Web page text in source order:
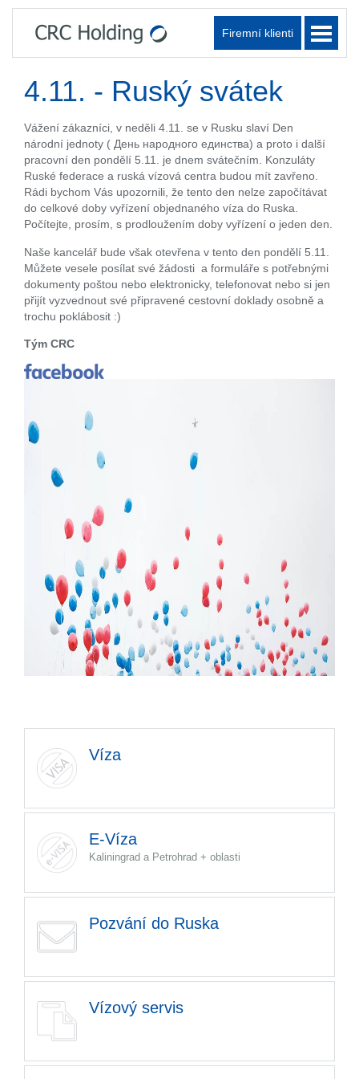
Firemní klienti
4.11. - Ruský svátek
Vážení zákazníci, v neděli 4.11. se v Rusku slaví Den
národní jednoty ( День народного единства) a proto i další
pracovní den pondělí 5.11. je dnem svátečním. Konzuláty
Ruské federace a ruská vízová centra budou mít zavřeno.
Rádi bychom Vás upozornili, že tento den nelze započítávat
do celkové doby vyřízení objednaného víza do Ruska.
Počítejte, prosím, s prodloužením doby vyřízení o jeden den.
Naše kancelář bude však otevřena v tento den pondělí 5.11.
Můžete vesele posílat své žádosti a formuláře s potřebnými
dokumenty poštou nebo elektronicky, telefonovat nebo si jen
přijít vyzvednout své připravené cestovní doklady osobně a
trochu poklábosit :)
Tým CRC
Víza
E-Víza
Kaliningrad a Petrohrad + oblasti
Pozvání do Ruska
Vízový servis